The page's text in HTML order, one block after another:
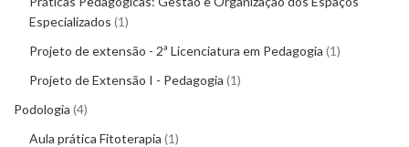
Especializados 1
Projeto de extensão - 2ª Licenciatura em Pedagogia 1
Projeto de Extensão I - Pedagogia 1
Podologia 4
Aula prática Fitoterapia 1